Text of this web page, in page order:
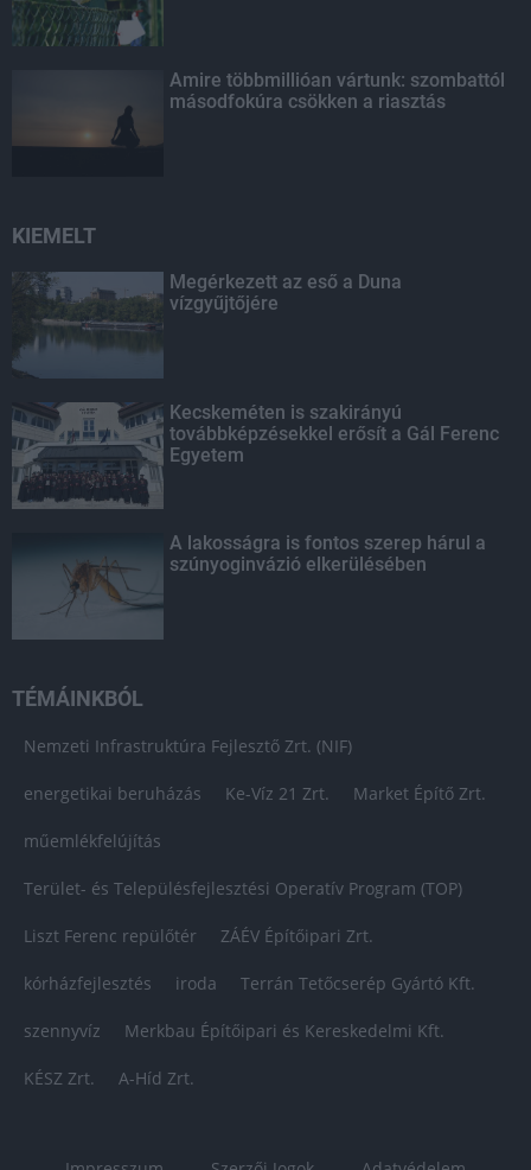
Amire többmillióan vártunk: szombattól
másodfokúra csökken a riasztás
KIEMELT
Megérkezett az eső a Duna
vízgyűjtőjére
Kecskeméten is szakirányú
továbbképzésekkel erősít a Gál Ferenc
Egyetem
A lakosságra is fontos szerep hárul a
szúnyoginvázió elkerülésében
TÉMÁINKBÓL
Nemzeti Infrastruktúra Fejlesztő Zrt. (NIF)
energetikai beruházás Ke-Víz 21 Zrt. Market Építő Zrt.
műemlékfelújítás
Terület- és Településfejlesztési Operatív Program (TOP)
Liszt Ferenc repülőtér ZÁÉV Építőipari Zrt.
kórházfejlesztés iroda Terrán Tetőcserép Gyártó Kft.
szennyvíz Merkbau Építőipari és Kereskedelmi Kft.
KÉSZ Zrt. A-Híd Zrt.